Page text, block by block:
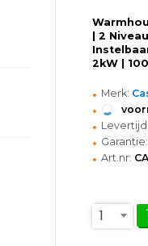
| 2
2kW |
• Merk:
•
• Levertijd:
• Garantie:
• Art.nr:
1